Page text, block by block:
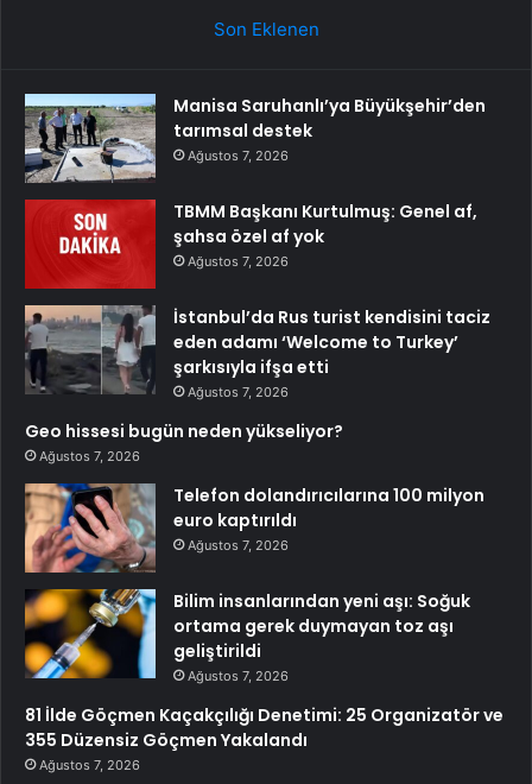
Son Eklenen
Manisa Saruhanlı’ya Büyükşehir’den
tarımsal destek
Ağustos 7, 2026
TBMM Başkanı Kurtulmuş: Genel af,
şahsa özel af yok
Ağustos 7, 2026
İstanbul’da Rus turist kendisini taciz
eden adamı ‘Welcome to Turkey’
şarkısıyla ifşa etti
Ağustos 7, 2026
Geo hissesi bugün neden yükseliyor?
Ağustos 7, 2026
Telefon dolandırıcılarına 100 milyon
euro kaptırıldı
Ağustos 7, 2026
Bilim insanlarından yeni aşı: Soğuk
ortama gerek duymayan toz aşı
geliştirildi
Ağustos 7, 2026
81 İlde Göçmen Kaçakçılığı Denetimi: 25 Organizatör ve
355 Düzensiz Göçmen Yakalandı
Ağustos 7, 2026